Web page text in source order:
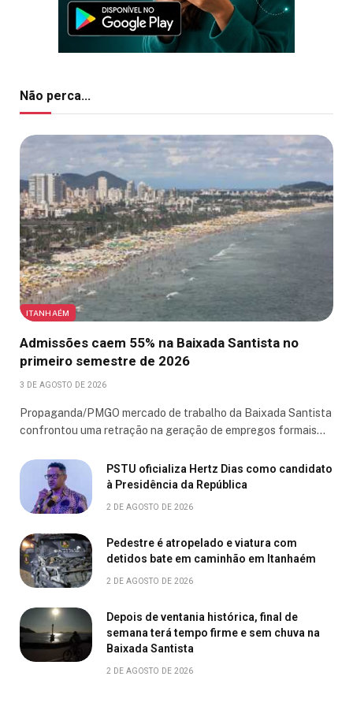
Não perca...
ITANHAÉM
Admissões caem 55% na Baixada Santista no
primeiro semestre de 2026
3 DE AGOSTO DE 2026
Propaganda/PMGO mercado de trabalho da Baixada Santista
confrontou uma retração na geração de empregos formais…
PSTU oficializa Hertz Dias como candidato
à Presidência da República
2 DE AGOSTO DE 2026
Pedestre é atropelado e viatura com
detidos bate em caminhão em Itanhaém
2 DE AGOSTO DE 2026
Depois de ventania histórica, final de
semana terá tempo firme e sem chuva na
Baixada Santista
2 DE AGOSTO DE 2026